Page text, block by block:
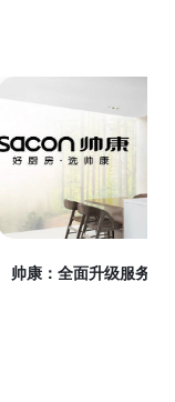
帅康：全面升级服务数